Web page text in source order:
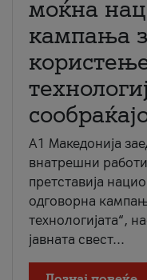
моќна
кампања
A1 Македонија
внатрешни
претставија
одговорна
технологијата“,
јавната свест...